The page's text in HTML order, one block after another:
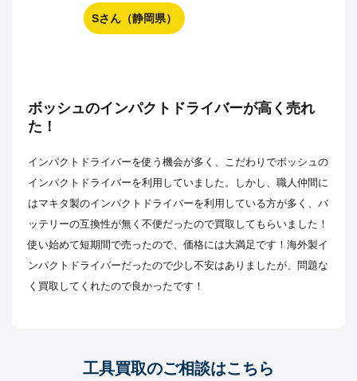
Sさん（静岡県）
ボッシュのインパクトドライバーが高く売れ
た！
インパクトドライバーを使う機会が多く、こだわりでボッシュの
インパクトドライバーを利用していました。しかし、職人仲間に
はマキタ製のインパクトドライバーを利用している方が多く、バ
ッテリーの互換性が無く不便だったので買取してもらいました！
使い始めて短期間で売ったので、価格には大満足です！海外製イ
ンパクトドライバーだったので少し不安はありましたが、問題な
く買取してくれたので良かったです！
工具買取のご相談はこちら